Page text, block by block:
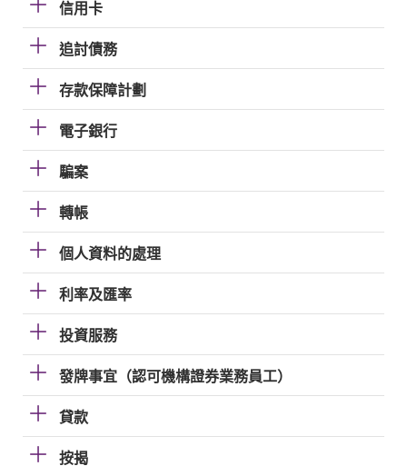
信用卡
追討債務
存款保障計劃
電子銀行
騙案
轉帳
個人資料的處理
利率及匯率
投資服務
發牌事宜（認可機構證券業務員工）
貸款
按揭